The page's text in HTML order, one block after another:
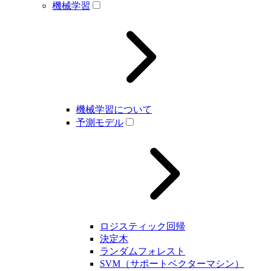
機械学習
機械学習について
予測モデル
ロジスティック回帰
決定木
ランダムフォレスト
SVM（サポートベクターマシン）